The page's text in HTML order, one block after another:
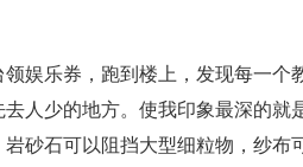
娱乐券，跑到楼上，发现每一个
人少的地方。使我印象最深的就
砂石可以阻挡大型细粒物，纱布